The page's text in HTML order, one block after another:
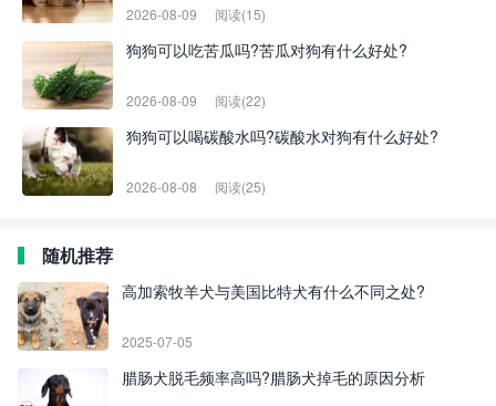
2026-08-09 阅读(15)
狗狗可以吃苦瓜吗?苦瓜对狗有什么好处?
2026-08-09 阅读(22)
狗狗可以喝碳酸水吗?碳酸水对狗有什么好处?
2026-08-08 阅读(25)
随机推荐
高加索牧羊犬与美国比特犬有什么不同之处?
2025-07-05
腊肠犬脱毛频率高吗?腊肠犬掉毛的原因分析